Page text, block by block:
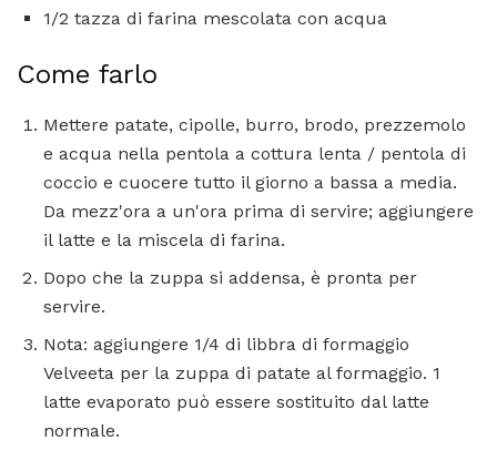
1/2 tazza di farina mescolata con acqua
Come farlo
Mettere patate, cipolle, burro, brodo, prezzemolo
e acqua nella pentola a cottura lenta / pentola di
coccio e cuocere tutto il giorno a bassa a media.
Da mezz'ora a un'ora prima di servire; aggiungere
il latte e la miscela di farina.
Dopo che la zuppa si addensa, è pronta per
servire.
Nota: aggiungere 1/4 di libbra di formaggio
Velveeta per la zuppa di patate al formaggio. 1
latte evaporato può essere sostituito dal latte
normale.